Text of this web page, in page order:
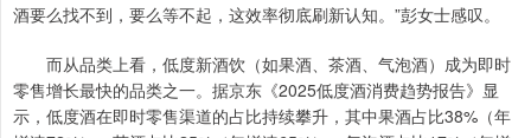
酒要么找不到，要么等不起，这效率彻底刷新认知。”彭女士感叹。
而从品类上看，低度新酒饮（如果酒、茶酒、气泡酒）成为即时
零售增长最快的品类之一。据京东《2025低度酒消费趋势报告》显
示，低度酒在即时零售渠道的占比持续攀升，其中果酒占比38%（年